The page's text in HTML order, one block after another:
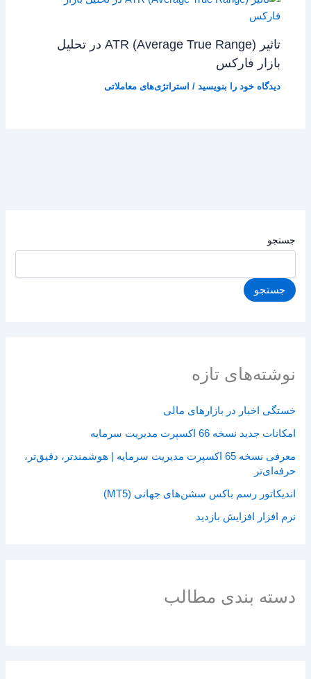
جستجو
جستجو
نوشته‌های تازه
خستگی اخبار در بازارهای مالی
امکانات جدید نسخه 66 اکسپرت مدیریت سرمایه
معرفی نسخه 65 اکسپرت مدیریت سرمایه | هوشمندتر، دقیق‌تر،
حرفه‌ای‌تر
اندیکاتور رسم باکس سشن‌های جهانی (MT5)
نرم افزار افزایش بازدید
دسته بندی مطالب
تاثیر ATR (Average True Range) در تحلیل
بازار فارکس
دیدگاه‌ خود را بنویسید / استراتژی‌های معاملاتی